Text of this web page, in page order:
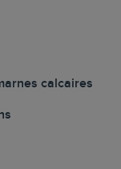
calcaires